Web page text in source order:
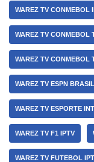
WAREZ TV CONMEBOL
WAREZ TV CONMEBOL
WAREZ TV CONMEBOL
WAREZ TV ESPN
WAREZ TV ESPORTE
WAREZ TV F1 IPTV
WAREZ TV FUTEBOL